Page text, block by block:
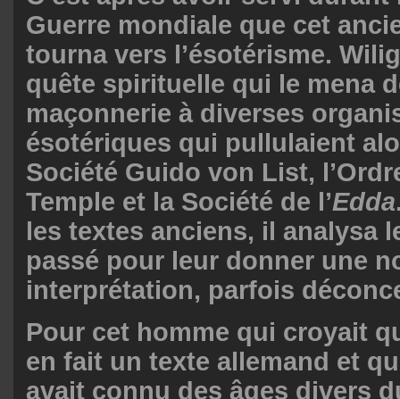
Guerre mondiale que cet
tourna vers l’ésotérisme.
quête spirituelle qui le mena
maçonnerie à diverses
ésotériques qui pullulaient
Société Guido von List,
Temple et la Société de l’Edda
les textes anciens, il analysa
passé pour leur donner une
interprétation, parfois
Pour cet homme qui croyait
en fait un texte allemand et
avait connu des âges divers